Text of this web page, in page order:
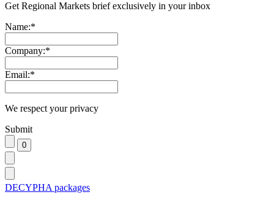
Get Regional Markets brief exclusively in your inbox
Name:*
Company:*
Email:*
We respect your privacy
Submit
DECYPHA packages